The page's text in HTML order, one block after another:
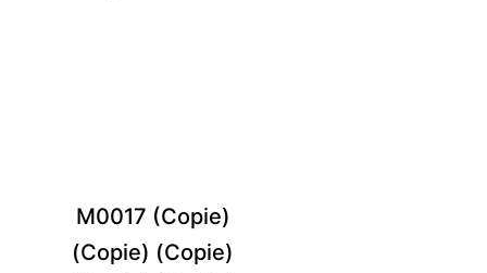
M0017 (Copie)
(Copie) (Copie)